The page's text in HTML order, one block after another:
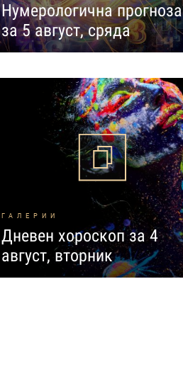
Нумерологична прогноза
за 5 август, сряда
ГАЛЕРИИ
Дневен хороскоп за 4
август, вторник